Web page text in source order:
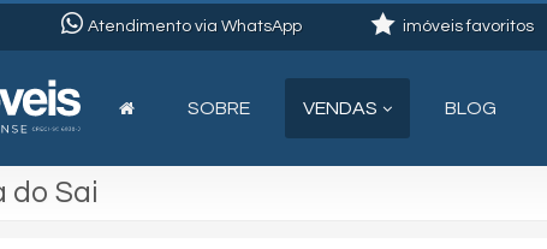
Atendimento via WhatsApp imóveis favoritos
SOBRE VENDAS BLOG
do Sai